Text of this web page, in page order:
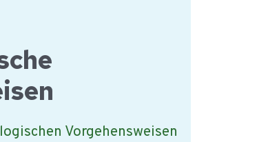
Vorgehensweisen